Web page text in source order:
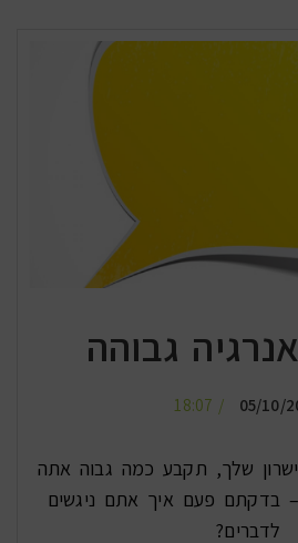
גבוהה
05/10/
18:07
שלך, תקבע כמה גבוה אתה
– בדקתם פעם איך אתם ניגשים
לדברים?